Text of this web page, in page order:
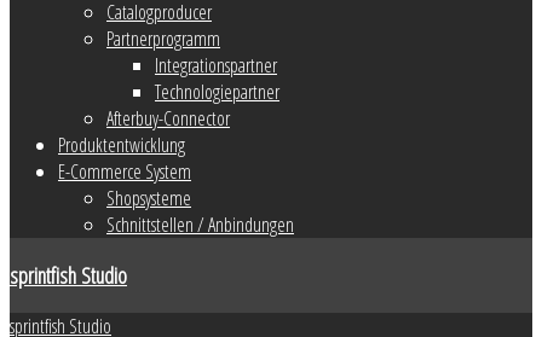
Catalogproducer
Partnerprogramm
Integrationspartner
Technologiepartner
Afterbuy-Connector
Produktentwicklung
E-Commerce System
Shopsysteme
Schnittstellen / Anbindungen
sprintfish Studio
sprintfish Studio